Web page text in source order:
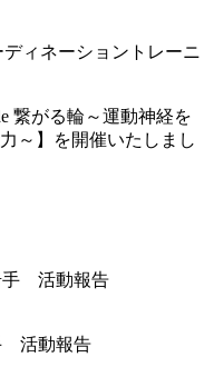
ディネーショントレーニ
繋がる輪～運動神経を
～】を開催いたしまし
活動報告